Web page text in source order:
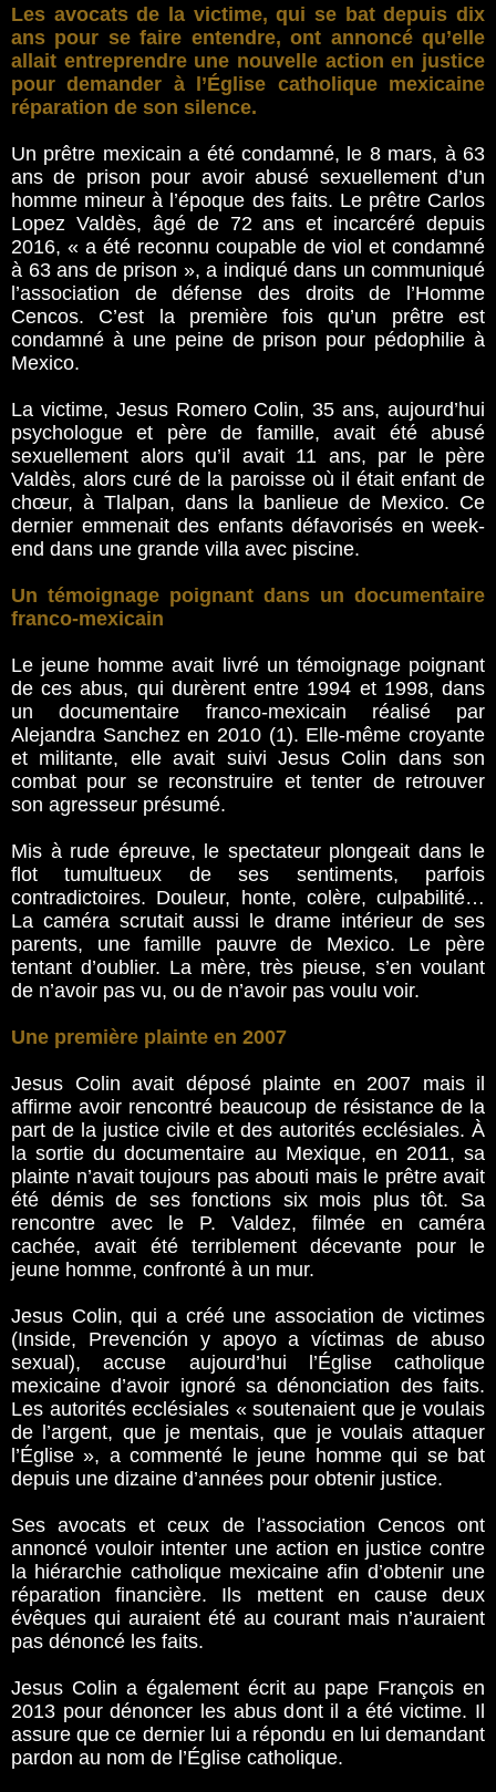
Les avocats de la victime, qui se bat depuis dix
ans pour se faire entendre, ont annoncé qu’elle
allait entreprendre une nouvelle action en justice
pour demander à l’Église catholique mexicaine
réparation de son silence.
Un prêtre mexicain a été condamné, le 8 mars, à 63
ans de prison pour avoir abusé sexuellement d’un
homme mineur à l’époque des faits. Le prêtre Carlos
Lopez Valdès, âgé de 72 ans et incarcéré depuis
2016, « a été reconnu coupable de viol et condamné
à 63 ans de prison », a indiqué dans un communiqué
l’association de défense des droits de l’Homme
Cencos. C’est la première fois qu’un prêtre est
condamné à une peine de prison pour pédophilie à
Mexico.
La victime, Jesus Romero Colin, 35 ans, aujourd’hui
psychologue et père de famille, avait été abusé
sexuellement alors qu’il avait 11 ans, par le père
Valdès, alors curé de la paroisse où il était enfant de
chœur, à Tlalpan, dans la banlieue de Mexico. Ce
dernier emmenait des enfants défavorisés en week-
end dans une grande villa avec piscine.
Un témoignage poignant dans un documentaire
franco-mexicain
Le jeune homme avait livré un témoignage poignant
de ces abus, qui durèrent entre 1994 et 1998, dans
un documentaire franco-mexicain réalisé par
Alejandra Sanchez en 2010 (1). Elle-même croyante
et militante, elle avait suivi Jesus Colin dans son
combat pour se reconstruire et tenter de retrouver
son agresseur présumé.
Mis à rude épreuve, le spectateur plongeait dans le
flot tumultueux de ses sentiments, parfois
contradictoires. Douleur, honte, colère, culpabilité…
La caméra scrutait aussi le drame intérieur de ses
parents, une famille pauvre de Mexico. Le père
tentant d’oublier. La mère, très pieuse, s’en voulant
de n’avoir pas vu, ou de n’avoir pas voulu voir.
Une première plainte en 2007
Jesus Colin avait déposé plainte en 2007 mais il
affirme avoir rencontré beaucoup de résistance de la
part de la justice civile et des autorités ecclésiales. À
la sortie du documentaire au Mexique, en 2011, sa
plainte n’avait toujours pas abouti mais le prêtre avait
été démis de ses fonctions six mois plus tôt. Sa
rencontre avec le P. Valdez, filmée en caméra
cachée, avait été terriblement décevante pour le
jeune homme, confronté à un mur.
Jesus Colin, qui a créé une association de victimes
(Inside, Prevención y apoyo a víctimas de abuso
sexual), accuse aujourd’hui l’Église catholique
mexicaine d’avoir ignoré sa dénonciation des faits.
Les autorités ecclésiales « soutenaient que je voulais
de l’argent, que je mentais, que je voulais attaquer
l’Église », a commenté le jeune homme qui se bat
depuis une dizaine d’années pour obtenir justice.
Ses avocats et ceux de l’association Cencos ont
annoncé vouloir intenter une action en justice contre
la hiérarchie catholique mexicaine afin d’obtenir une
réparation financière. Ils mettent en cause deux
évêques qui auraient été au courant mais n’auraient
pas dénoncé les faits.
Jesus Colin a également écrit au pape François en
2013 pour dénoncer les abus dont il a été victime. Il
assure que ce dernier lui a répondu en lui demandant
pardon au nom de l’Église catholique.